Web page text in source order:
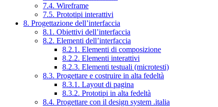
7.4. Wireframe
7.5. Prototipi interattivi
8. Progettazione dell’interfaccia
8.1. Obiettivi dell’interfaccia
8.2. Elementi dell’interfaccia
8.2.1. Elementi di composizione
8.2.2. Elementi interattivi
8.2.3. Elementi testuali (microtesti)
8.3. Progettare e costruire in alta fedeltà
8.3.1. Layout di pagina
8.3.2. Prototipi in alta fedeltà
8.4. Progettare con il design system .italia